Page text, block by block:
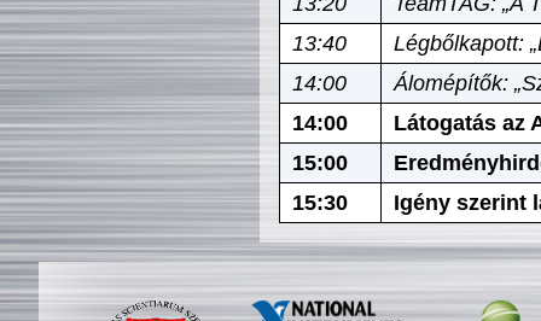
13:40
Légbőlkapott:
14:00
Álomépítők:
14:00
Látogatás az
15:00
15:30
Igény szerint